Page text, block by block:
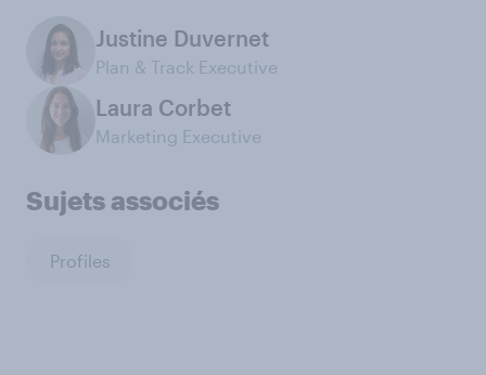
Justine Duvernet
Plan & Track Executive
Laura Corbet
Marketing Executive
Sujets associés
Profiles